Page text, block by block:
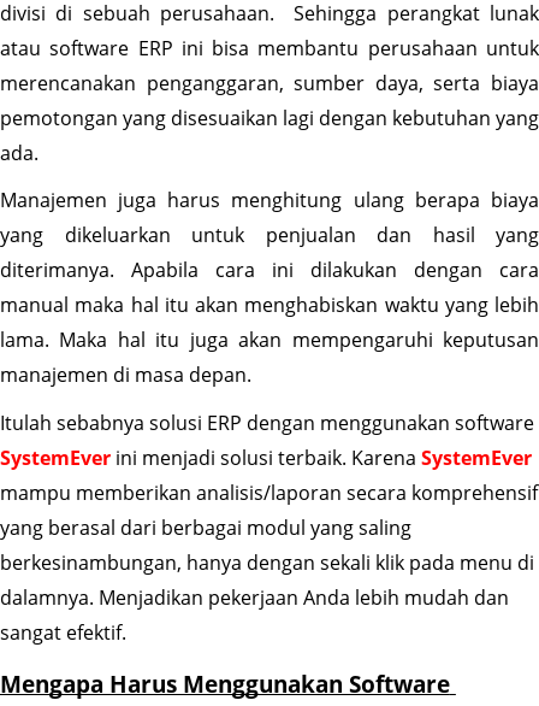
divisi di sebuah perusahaan.  Sehingga perangkat lunak
atau software ERP ini bisa membantu perusahaan untuk
merencanakan penganggaran, sumber daya, serta biaya
pemotongan yang disesuaikan lagi dengan kebutuhan yang
ada.
Manajemen juga harus menghitung ulang berapa biaya
yang dikeluarkan untuk penjualan dan hasil yang
diterimanya. Apabila cara ini dilakukan dengan cara
manual maka hal itu akan menghabiskan waktu yang lebih
lama. Maka hal itu juga akan mempengaruhi keputusan
manajemen di masa depan.
Itulah sebabnya solusi ERP dengan menggunakan software
SystemEver ini menjadi solusi terbaik. Karena SystemEver
mampu memberikan analisis/laporan secara komprehensif
yang berasal dari berbagai modul yang saling
berkesinambungan, hanya dengan sekali klik pada menu di
dalamnya. Menjadikan pekerjaan Anda lebih mudah dan
sangat efektif.
Mengapa Harus Menggunakan Software